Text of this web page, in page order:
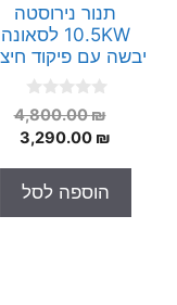
תנור נירוסטה
10.5KW לסאונה
יבשה עם פיקוד
0
o
u
o
f
5
4,800.00₪
3,290.00 ₪
הוספה לסל